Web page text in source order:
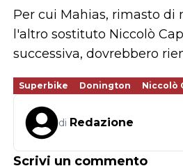
Per cui Mahias, rimasto di
l'altro sostituto Niccolò
successiva, dovrebbero
Superbike Donington Niccolò
di Redazione
Scrivi un commento